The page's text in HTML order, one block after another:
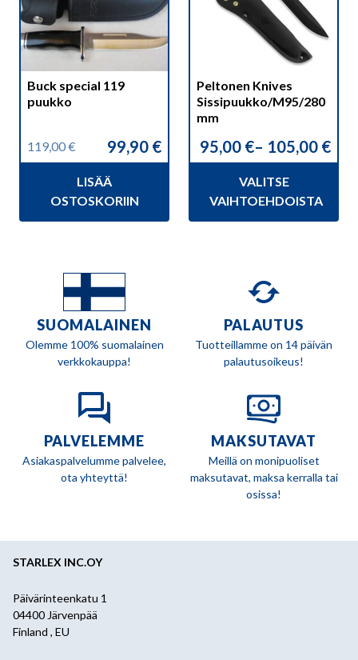
Buck special 119
puukko
119,00€
Alkuperäinen
hinta
119,00 €.
99,90 €
Nykyinen
hinta
99,90 €.
LISÄÄ
OSTOSKORIIN
Peltonen Knives
Sissipuukko/M95/280
mm
95,00 €– 105,00 €
Hintaluokka:
95,00 €
105,00 €
VALITSE
VAIHTOEHDOISTA
muunnelma.
tuotteen
sivulla.
SUOMALAINEN
Olemme 100% suomalainen
verkkokauppa!
PALAUTUS
Tuotteillamme on 14 päivän
palautusoikeus!
PALVELEMME
Asiakaspalvelumme palvelee,
ota yhteyttä!
MAKSUTAVAT
Meillä on monipuoliset
maksutavat, maksa kerralla tai
osissa!
STARLEX INC.OY
Päivärinteenkatu 1
04400 Järvenpää
Finland , EU